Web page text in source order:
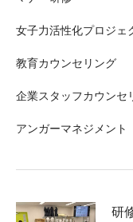
女子力活性化プロジェ
教育カウンセリング
企業スタッフカウンセ
アンガーマネジメント
研